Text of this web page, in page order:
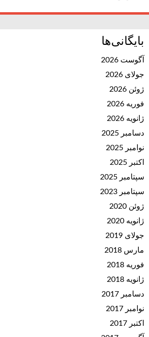
بایگانی‌ها
آگوست 2026
جولای 2026
ژوئن 2026
فوریه 2026
ژانویه 2026
دسامبر 2025
نوامبر 2025
اکتبر 2025
سپتامبر 2025
سپتامبر 2023
ژوئن 2020
ژانویه 2020
جولای 2019
مارس 2018
فوریه 2018
ژانویه 2018
دسامبر 2017
نوامبر 2017
اکتبر 2017